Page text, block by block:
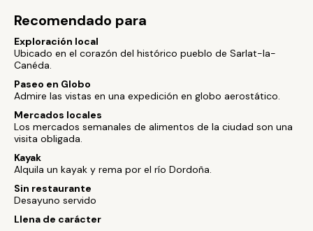
Recomendado para
Exploración local
Ubicado en el corazón del histórico pueblo de Sarlat-la-
Canéda.
Paseo en Globo
Admire las vistas en una expedición en globo aerostático.
Mercados locales
Los mercados semanales de alimentos de la ciudad son una
visita obligada.
Kayak
Alquila un kayak y rema por el río Dordoña.
Sin restaurante
Desayuno servido
Llena de carácter